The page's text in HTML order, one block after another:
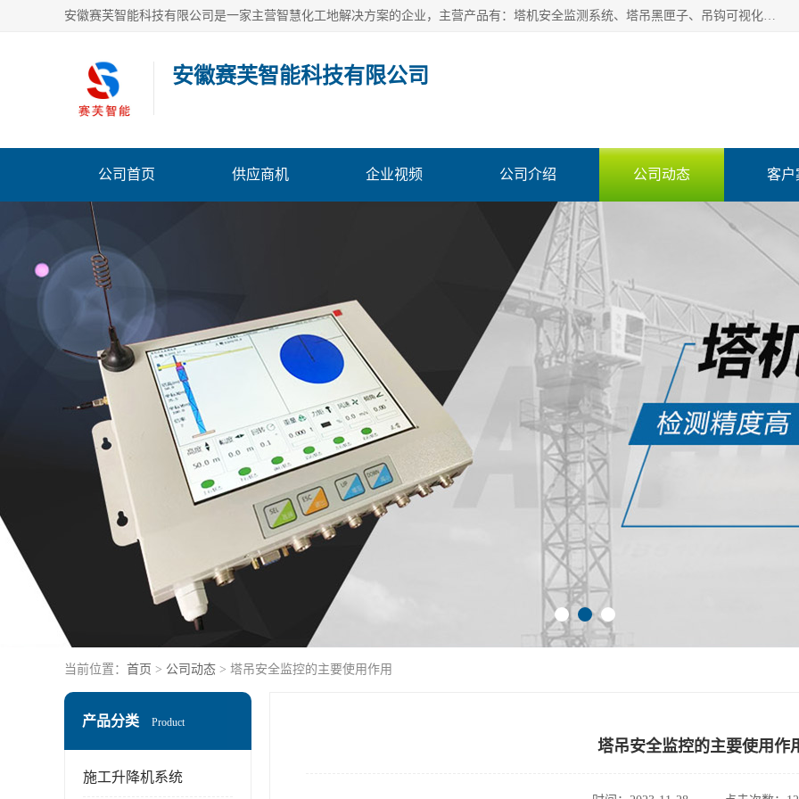
安徽赛芙智能科技有限公司是一家主营智慧化工地解决方案的企业，主营产品有：塔机安全监测系统、塔吊黑匣子、吊钩可视化、吊钩可视化系统、塔机安全监控系统、塔机黑匣子等。创建至今始终关注用户需求，为用户提供有的产品和服务。
安徽赛芙智能科技有限公司
公司首页 供应商机 企业视频 公司介绍 公司动态 客户
当前位置： 首页 > 公司动态 > 塔吊安全监控的主要使用作用
产品分类 Product
施工升降机系统
塔吊安全监控的主要使用作